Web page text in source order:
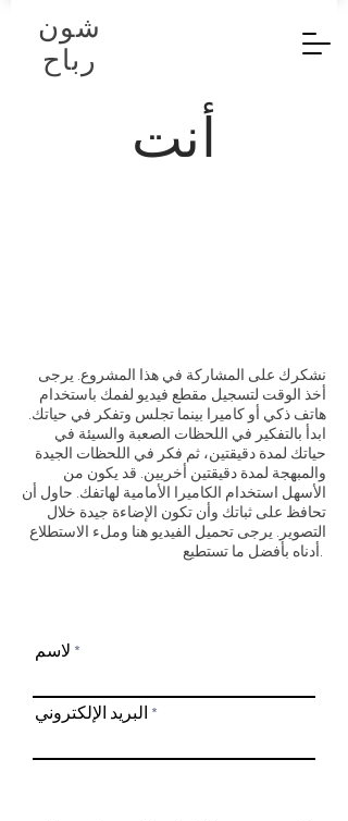
شون
رباح
أنت
نشكرك على المشاركة في هذا المشروع. يرجى
أخذ الوقت لتسجيل مقطع فيديو لفمك باستخدام
هاتف ذكي أو كاميرا بينما تجلس وتفكر في حياتك.
ابدأ بالتفكير في اللحظات الصعبة والسيئة في
حياتك لمدة دقيقتين، ثم فكر في اللحظات الجيدة
والمبهجة لمدة دقيقتين أخريين. قد يكون من
الأسهل استخدام الكاميرا الأمامية لهاتفك. حاول أن
تحافظ على ثباتك وأن تكون الإضاءة جيدة خلال
التصوير. يرجى تحميل الفيديو هنا وملء الاستطلاع
أدناه بأفضل ما تستطيع.
لاسم
البريد الإلكتروني